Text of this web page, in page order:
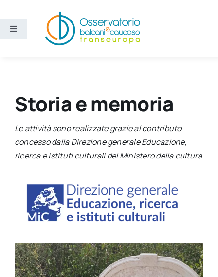
contenuto
Toggle
Sezioni
Chi siamo
Cerca
Newsletter
Storia e memoria
Le attività sono realizzate grazie al contributo
concesso dalla Direzione generale Educazione,
ricerca e istituti culturali del Ministero della cultura